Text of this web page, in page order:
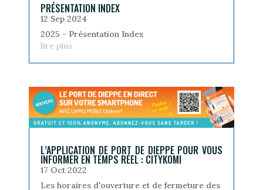
PRÉSENTATION INDEX
12 Sep 2024
2025 - Présentation Index
lire plus
L’APPLICATION DE PORT DE DIEPPE POUR VOUS
INFORMER EN TEMPS RÉEL : CITYKOMI
17 Oct 2022
Les horaires d'ouverture et de fermeture des